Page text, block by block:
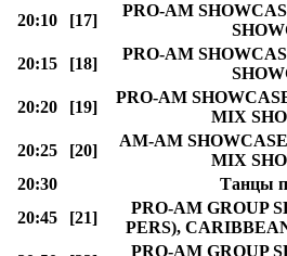
20:10
[17]
PRO-AM
20:15
[18]
PRO-AM
20:20
[19]
PRO-AM
MIX
20:25
[20]
AM-AM
MIX
20:30
Танцы
20:45
[21]
PRO-AM GROUP
PERS),
PRO-AM GROUP